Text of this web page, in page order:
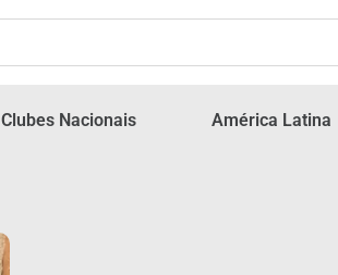
Clubes Nacionais América Latina